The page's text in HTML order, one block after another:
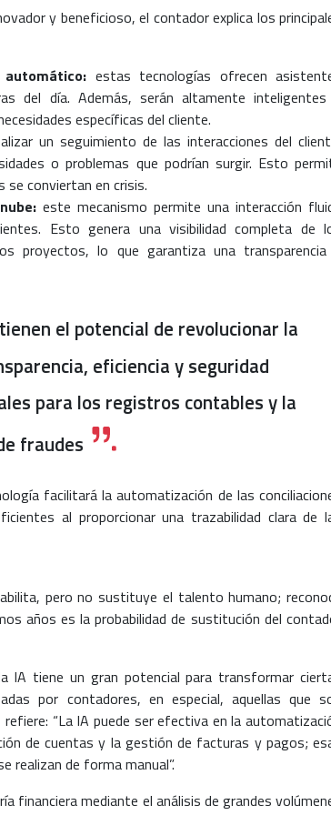
y beneficioso, el contador explica los
estas tecnologías ofrecen
del día. Además, serán altamente
específicas del cliente.
un seguimiento de las interacciones del
o problemas que podrían surgir. Esto
se conviertan en crisis.
este mecanismo permite una interacción
Esto genera una visibilidad completa de
proyectos, lo que garantiza una
el potencial de revolucionar la
eficiencia y seguridad
para los registros contables y la
fraudes
facilitará la automatización de las
al proporcionar una trazabilidad clara de
pero no sustituye el talento humano;
años es la probabilidad de sustitución del
IA tiene un gran potencial para transformar
por contadores, en especial, aquellas que
“La IA puede ser efectiva en la
de cuentas y la gestión de facturas y pagos;
realizan de forma manual”.
financiera mediante el análisis de grandes